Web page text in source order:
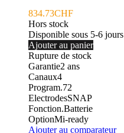
834.73CHF
Hors stock
Disponible sous 5-6 jours
Ajouter au panier
Rupture de stock
Garantie2 ans
Canaux4
Program.72
ElectrodesSNAP
Fonction.Batterie
OptionMi-ready
Ajouter au comparateur